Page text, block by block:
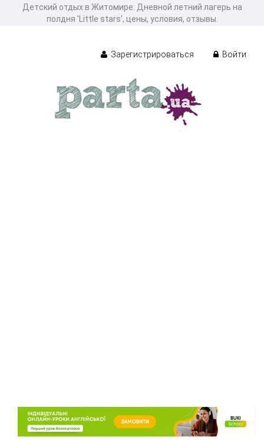
Детcкий отдых в Житомире: Дневной летний лагерь на
полдня 'Little stars', цены, условия, отзывы.
Зарегистрироваться Войти